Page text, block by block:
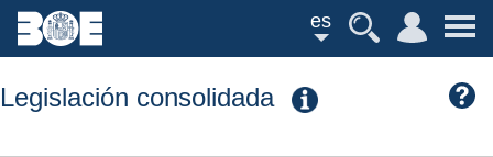
es
Legislación consolidada